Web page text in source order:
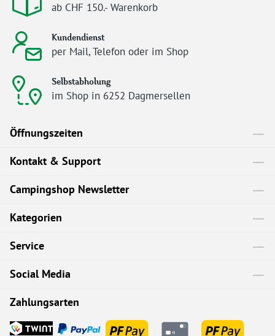
ab CHF 150.- Warenkorb
Kundendienst
per Mail, Telefon oder im Shop
Selbstabholung
im Shop in 6252 Dagmersellen
Öffnungszeiten
Kontakt & Support
Campingshop Newsletter
Kategorien
Service
Social Media
Zahlungsarten